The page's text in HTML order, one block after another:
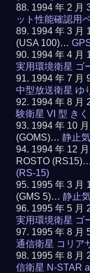
1994 年 2 月
ット性能確認用
1994 年 3 月
(USA 100)…
1994 年 4 月
実用環境衛星 ゴ
1994 年 7 月
中型放送衛星 ゆ
1994 年 8 月
験衛星 VI 型 き
1994 年 10
(GOMS)…静止
1994 年 12
ROSTO (RS15)…
(RS-15)
1995 年 3 月
(GMS 5)…静止
1995 年 5 月
実用環境衛星 ゴ
1995 年 8 月
通信衛星 コリア
1995 年 8 月
信衛星 N-STAR